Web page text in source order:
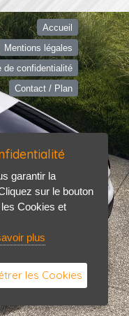
Accueil
Mentions légales
de confidentialité
Contact / Plan
garantir la
sur le bouton
Cookies et
plus
les Cookies